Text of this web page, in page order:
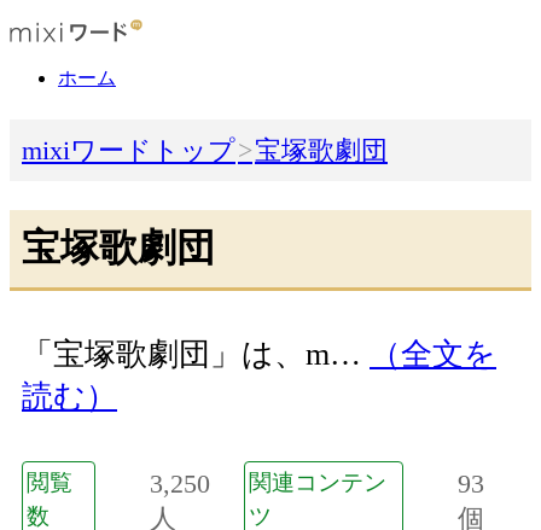
ホーム
mixiワードトップ 宝塚歌劇団
宝塚歌劇団
「宝塚歌劇団」は、m…
（全文を
読む）
閲覧
数
3,250
人
関連コンテン
ツ
93
個